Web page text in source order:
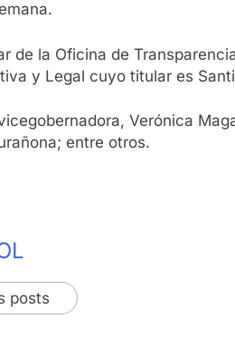
de la Oficina de
y Legal cuyo titular es
Verónica
entre otros.
posts